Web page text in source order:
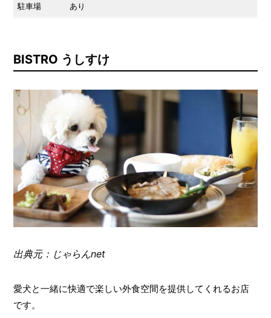
駐車場 あり
BISTRO うしすけ
出典元：じゃらんnet
愛犬と一緒に快適で楽しい外食空間を提供してくれるお店
です。